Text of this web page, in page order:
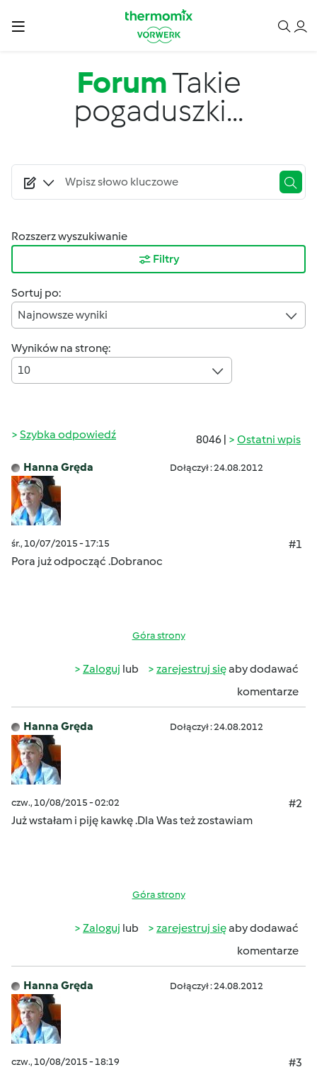
ForumTakie
pogaduszki...
Rozszerz wyszukiwanie
Filtry
Sortuj po:
Najnowsze wyniki
Wyników na stronę:
10
8046 | Ostatni wpis
Szybka odpowiedź
Hanna Gręda Dołączył : 24.08.2012
śr., 10/07/2015 - 17:15
#1
Pora już odpocząć .Dobranoc
Góra strony
Zaloguj lub zarejestruj sięaby dodawać
komentarze
Hanna Gręda Dołączył : 24.08.2012
czw., 10/08/2015 - 02:02
#2
Już wstałam i piję kawkę .Dla Was też zostawiam
Góra strony
Zaloguj lub zarejestruj sięaby dodawać
komentarze
Hanna Gręda Dołączył : 24.08.2012
czw., 10/08/2015 - 18:19
#3